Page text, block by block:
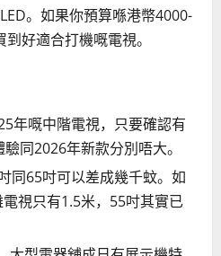
。如果你預算喺港幣4000-
好適合打機嘅電視。
年嘅中階電視，只要確認有
同2026年新款分別唔大。
同65吋可以差成幾千蚊。如
視只有1.5米，55吋其實已